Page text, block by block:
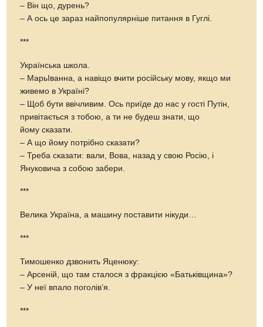
– Він що, дурень?
– А ось це зараз найпопулярніше питання в Гуглі.
***
Українська школа.
– МарьІванна, а навіщо вчити російську мову, якщо ми
живемо в Україні?
– Щоб бути ввічливим. Ось приїде до нас у гості Путін,
привітається з тобою, а ти не будеш знати, що
йому сказати.
– А що йому потрібно сказати?
– Треба сказати: вали, Вова, назад у свою Росію, і
Януковича з собою забери.
***
Велика Україна, а машину поставити нікуди…
***
Тимошенко дзвонить Яценюку:
– Арсеній, що там сталося з фракцією «Батьківщина»?
– У неї впало поголів’я.
***